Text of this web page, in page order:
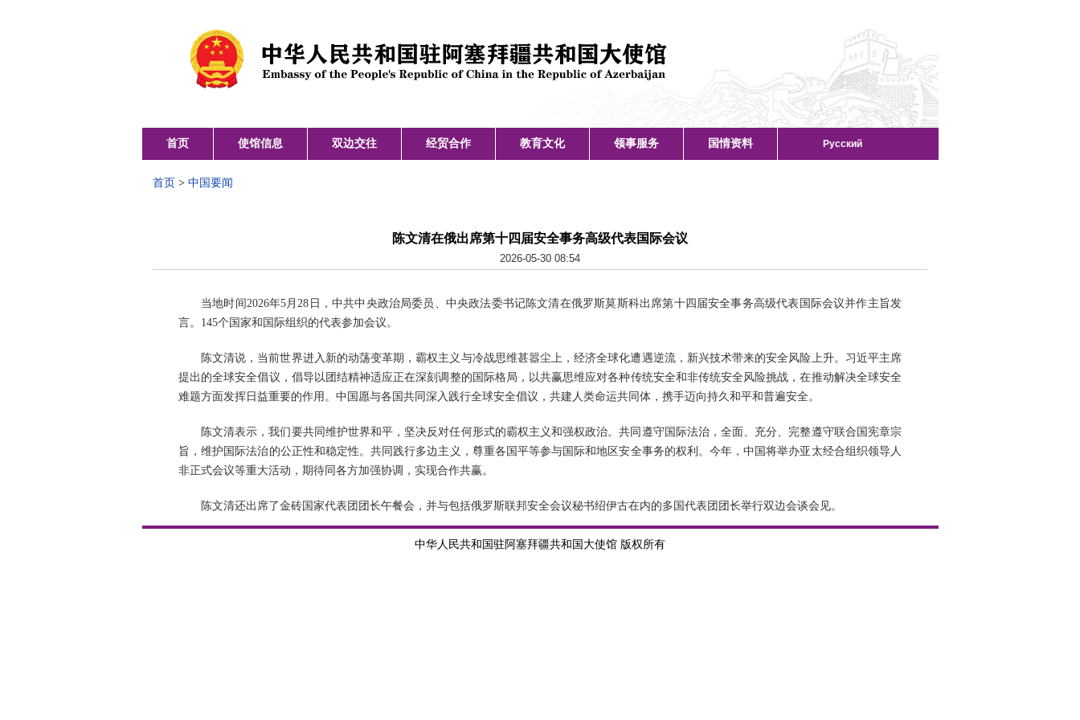
首页 使馆信息 双边交往 经贸合作 教育文化 领事服务 国情资料 Русский
首页 > 中国要闻
陈文清在俄出席第十四届安全事务高级代表国际会议
2026-05-30 08:54
当地时间2026年5月28日，中共中央政治局委员、中央政法委书记陈文清在俄罗斯莫斯科出席第十四届安全事务高级代表国际会议并作主旨发
言。145个国家和国际组织的代表参加会议。
陈文清说，当前世界进入新的动荡变革期，霸权主义与冷战思维甚嚣尘上，经济全球化遭遇逆流，新兴技术带来的安全风险上升。习近平主席
提出的全球安全倡议，倡导以团结精神适应正在深刻调整的国际格局，以共赢思维应对各种传统安全和非传统安全风险挑战，在推动解决全球安全
难题方面发挥日益重要的作用。中国愿与各国共同深入践行全球安全倡议，共建人类命运共同体，携手迈向持久和平和普遍安全。
陈文清表示，我们要共同维护世界和平，坚决反对任何形式的霸权主义和强权政治。共同遵守国际法治，全面、充分、完整遵守联合国宪章宗
旨，维护国际法治的公正性和稳定性。共同践行多边主义，尊重各国平等参与国际和地区安全事务的权利。今年，中国将举办亚太经合组织领导人
非正式会议等重大活动，期待同各方加强协调，实现合作共赢。
陈文清还出席了金砖国家代表团团长午餐会，并与包括俄罗斯联邦安全会议秘书绍伊古在内的多国代表团团长举行双边会谈会见。
中华人民共和国驻阿塞拜疆共和国大使馆 版权所有